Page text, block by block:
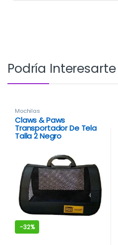
Podría Interesarte
Mochilas
Claws & Paws
Transportador De Tela
Talla 2 Negro
-32%